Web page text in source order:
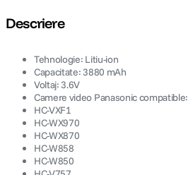
Descriere
Tehnologie: Litiu-ion
Capacitate: 3880 mAh
Voltaj: 3.6V
Camere video Panasonic compatible:
HC-VXF1
HC-WX970
HC-WX870
HC-W858
HC-W850